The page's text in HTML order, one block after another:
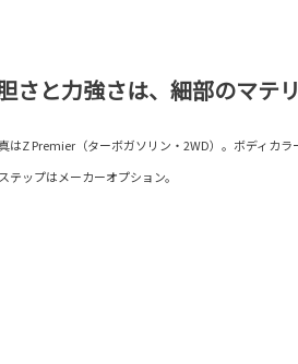
さと力強さは、細部のマテ
はZ Premier（ターボガソリン・2WD）。ボディカ
テップはメーカーオプション。